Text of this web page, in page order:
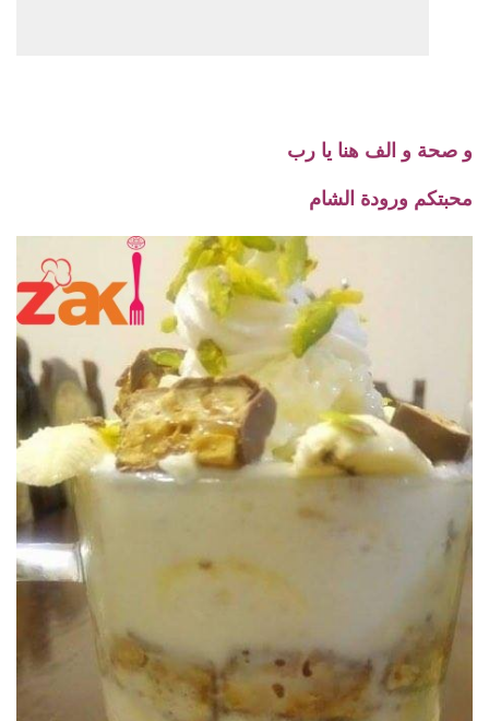
و صحة و الف هنا يا رب
محبتكم ورودة الشام